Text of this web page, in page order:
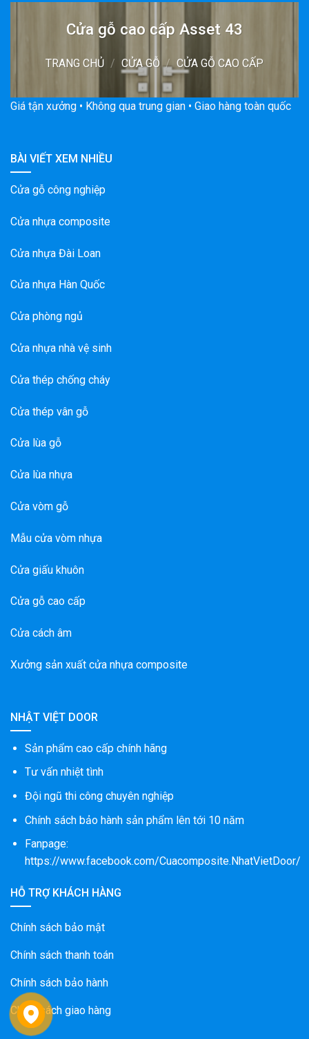
Cửa gỗ cao cấp Asset 43
TRANG CHỦ / CỬA GỖ / CỬA GỖ CAO CẤP
Giá tận xưởng • Không qua trung gian • Giao hàng toàn quốc
BÀI VIẾT XEM NHIỀU
Cửa gỗ công nghiệp
Cửa nhựa composite
Cửa nhựa Đài Loan
Cửa nhựa Hàn Quốc
Cửa phòng ngủ
Cửa nhựa nhà vệ sinh
Cửa thép chống cháy
Cửa thép vân gỗ
Cửa lùa gỗ
Cửa lùa nhựa
Cửa vòm gỗ
Mẫu cửa vòm nhựa
Cửa giấu khuôn
Cửa gỗ cao cấp
Cửa cách âm
Xưởng sản xuất cửa nhựa composite
NHẬT VIỆT DOOR
Sản phẩm cao cấp chính hãng
Tư vấn nhiệt tình
Đội ngũ thi công chuyên nghiệp
Chính sách bảo hành sản phẩm lên tới 10 năm
Fanpage:
https://www.facebook.com/Cuacomposite.NhatVietDoor/
HỖ TRỢ KHÁCH HÀNG
Chính sách bảo mật
Chính sách thanh toán
Chính sách bảo hành
Chính sách giao hàng